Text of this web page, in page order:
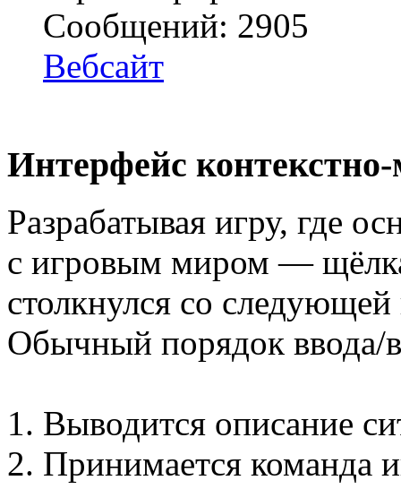
Сообщений: 2905
Вебсайт
Интерфейс
Разрабатывая игру, где
с игровым миром —
столкнулся со
Обычный порядок
1. Выводится описание
2. Принимается команда